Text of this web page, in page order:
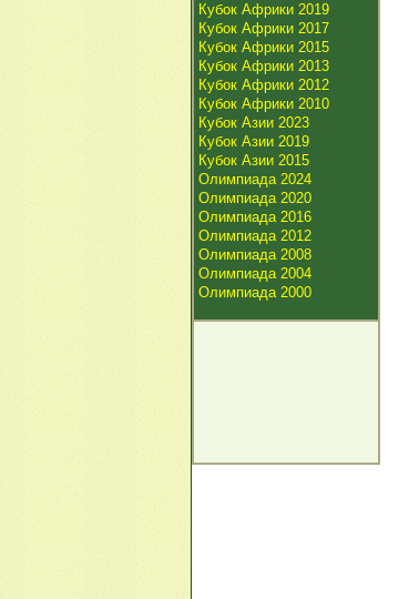
Кубок Африки 2019
Кубок Африки 2017
Кубок Африки 2015
Кубок Африки 2013
Кубок Африки 2012
Кубок Африки 2010
Кубок Азии 2023
Кубок Азии 2019
Кубок Азии 2015
Олимпиада 2024
Олимпиада 2020
Олимпиада 2016
Олимпиада 2012
Олимпиада 2008
Олимпиада 2004
Олимпиада 2000